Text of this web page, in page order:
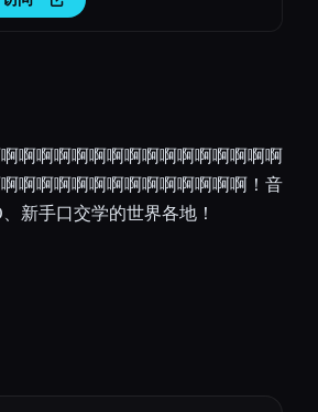
啊啊啊啊啊啊啊啊啊啊啊啊啊啊啊
啊啊啊啊啊啊啊啊啊啊啊啊啊！音
新手口交学的世界各地！